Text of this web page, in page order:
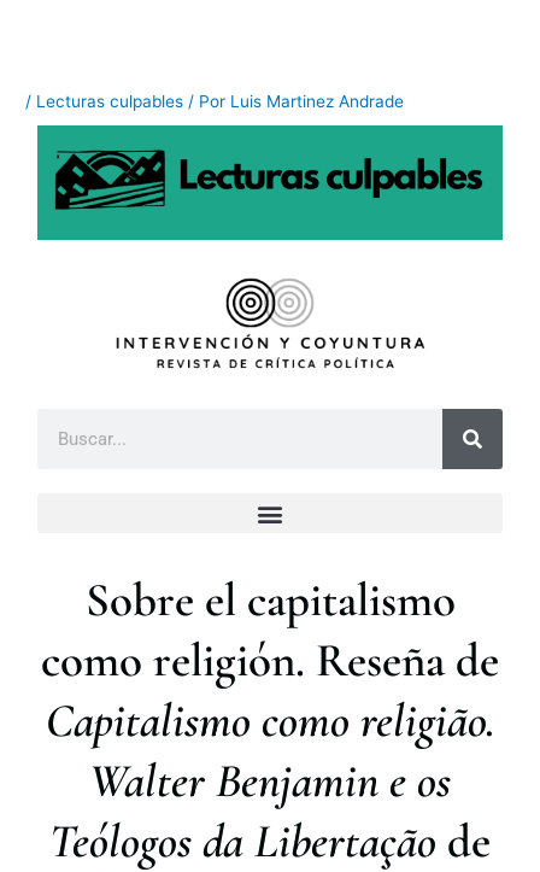
/ Lecturas culpables / Por Luis Martinez Andrade
Sobre el capitalismo
como religión. Reseña de
Capitalismo como religião.
Walter Benjamin e os
Teólogos da Libertação de